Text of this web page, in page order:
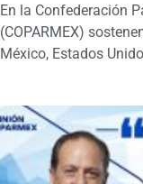
En la Confederación
(COPARMEX)
México, Estados